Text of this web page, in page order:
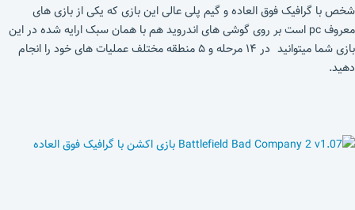
شخص با گرافیک فوق العاده و گیم پلی عالی این بازی که یکی از بازی های
معروف pc است بر روی گوشی های اندروید هم با همان سبک ارایه شده در این
بازی شما میتوانید در ۱۴ مرحله و ۵ منطقه مختلف عملیات های خود را انجام
دهید.